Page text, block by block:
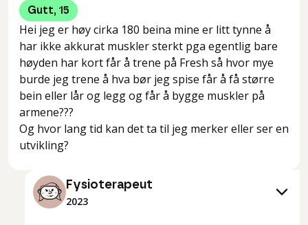
Gutt, 15
Hei jeg er høy cirka 180 beina mine er litt tynne å
har ikke akkurat muskler sterkt pga egentlig bare
høyden har kort får å trene på Fresh så hvor mye
burde jeg trene å hva bør jeg spise får å få større
bein eller lår og legg og får å bygge muskler på
armene???
Og hvor lang tid kan det ta til jeg merker eller ser en
utvikling?
Fysioterapeut
2023